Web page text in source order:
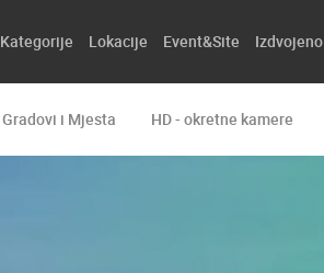
Kategorije Lokacije Event&Site Izdvojeno
Gradovi i Mjesta HD - okretne kamere